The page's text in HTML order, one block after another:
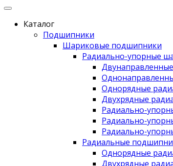
Каталог
Подшипники
Шариковые подшипники
Радиально-упорные
Однорядные
Двухрядные
Радиально-
Радиально-
Радиально-
Радиальные
Однорядные
Двухрядные